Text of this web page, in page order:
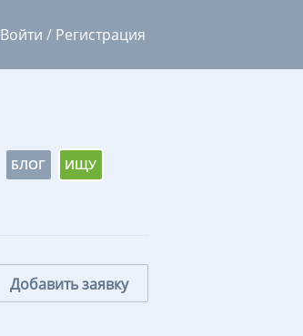
Войти / Регистрация
БЛОГ ИЩУ
Добавить заявку